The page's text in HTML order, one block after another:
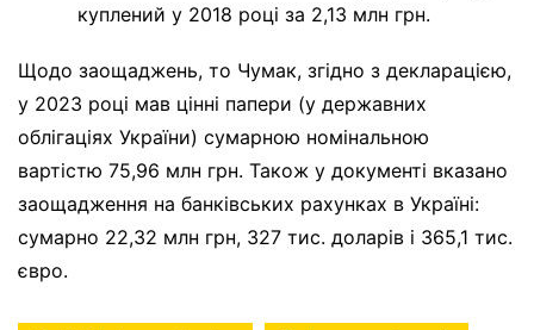
куплений у 2018 році за 2,13 млн грн.
Щодо заощаджень, то Чумак, згідно з декларацією,
у 2023 році мав цінні папери (у державних
облігаціях України) сумарною номінальною
вартістю 75,96 млн грн. Також у документі вказано
заощадження на банківських рахунках в Україні:
сумарно 22,32 млн грн, 327 тис. доларів і 365,1 тис.
євро.